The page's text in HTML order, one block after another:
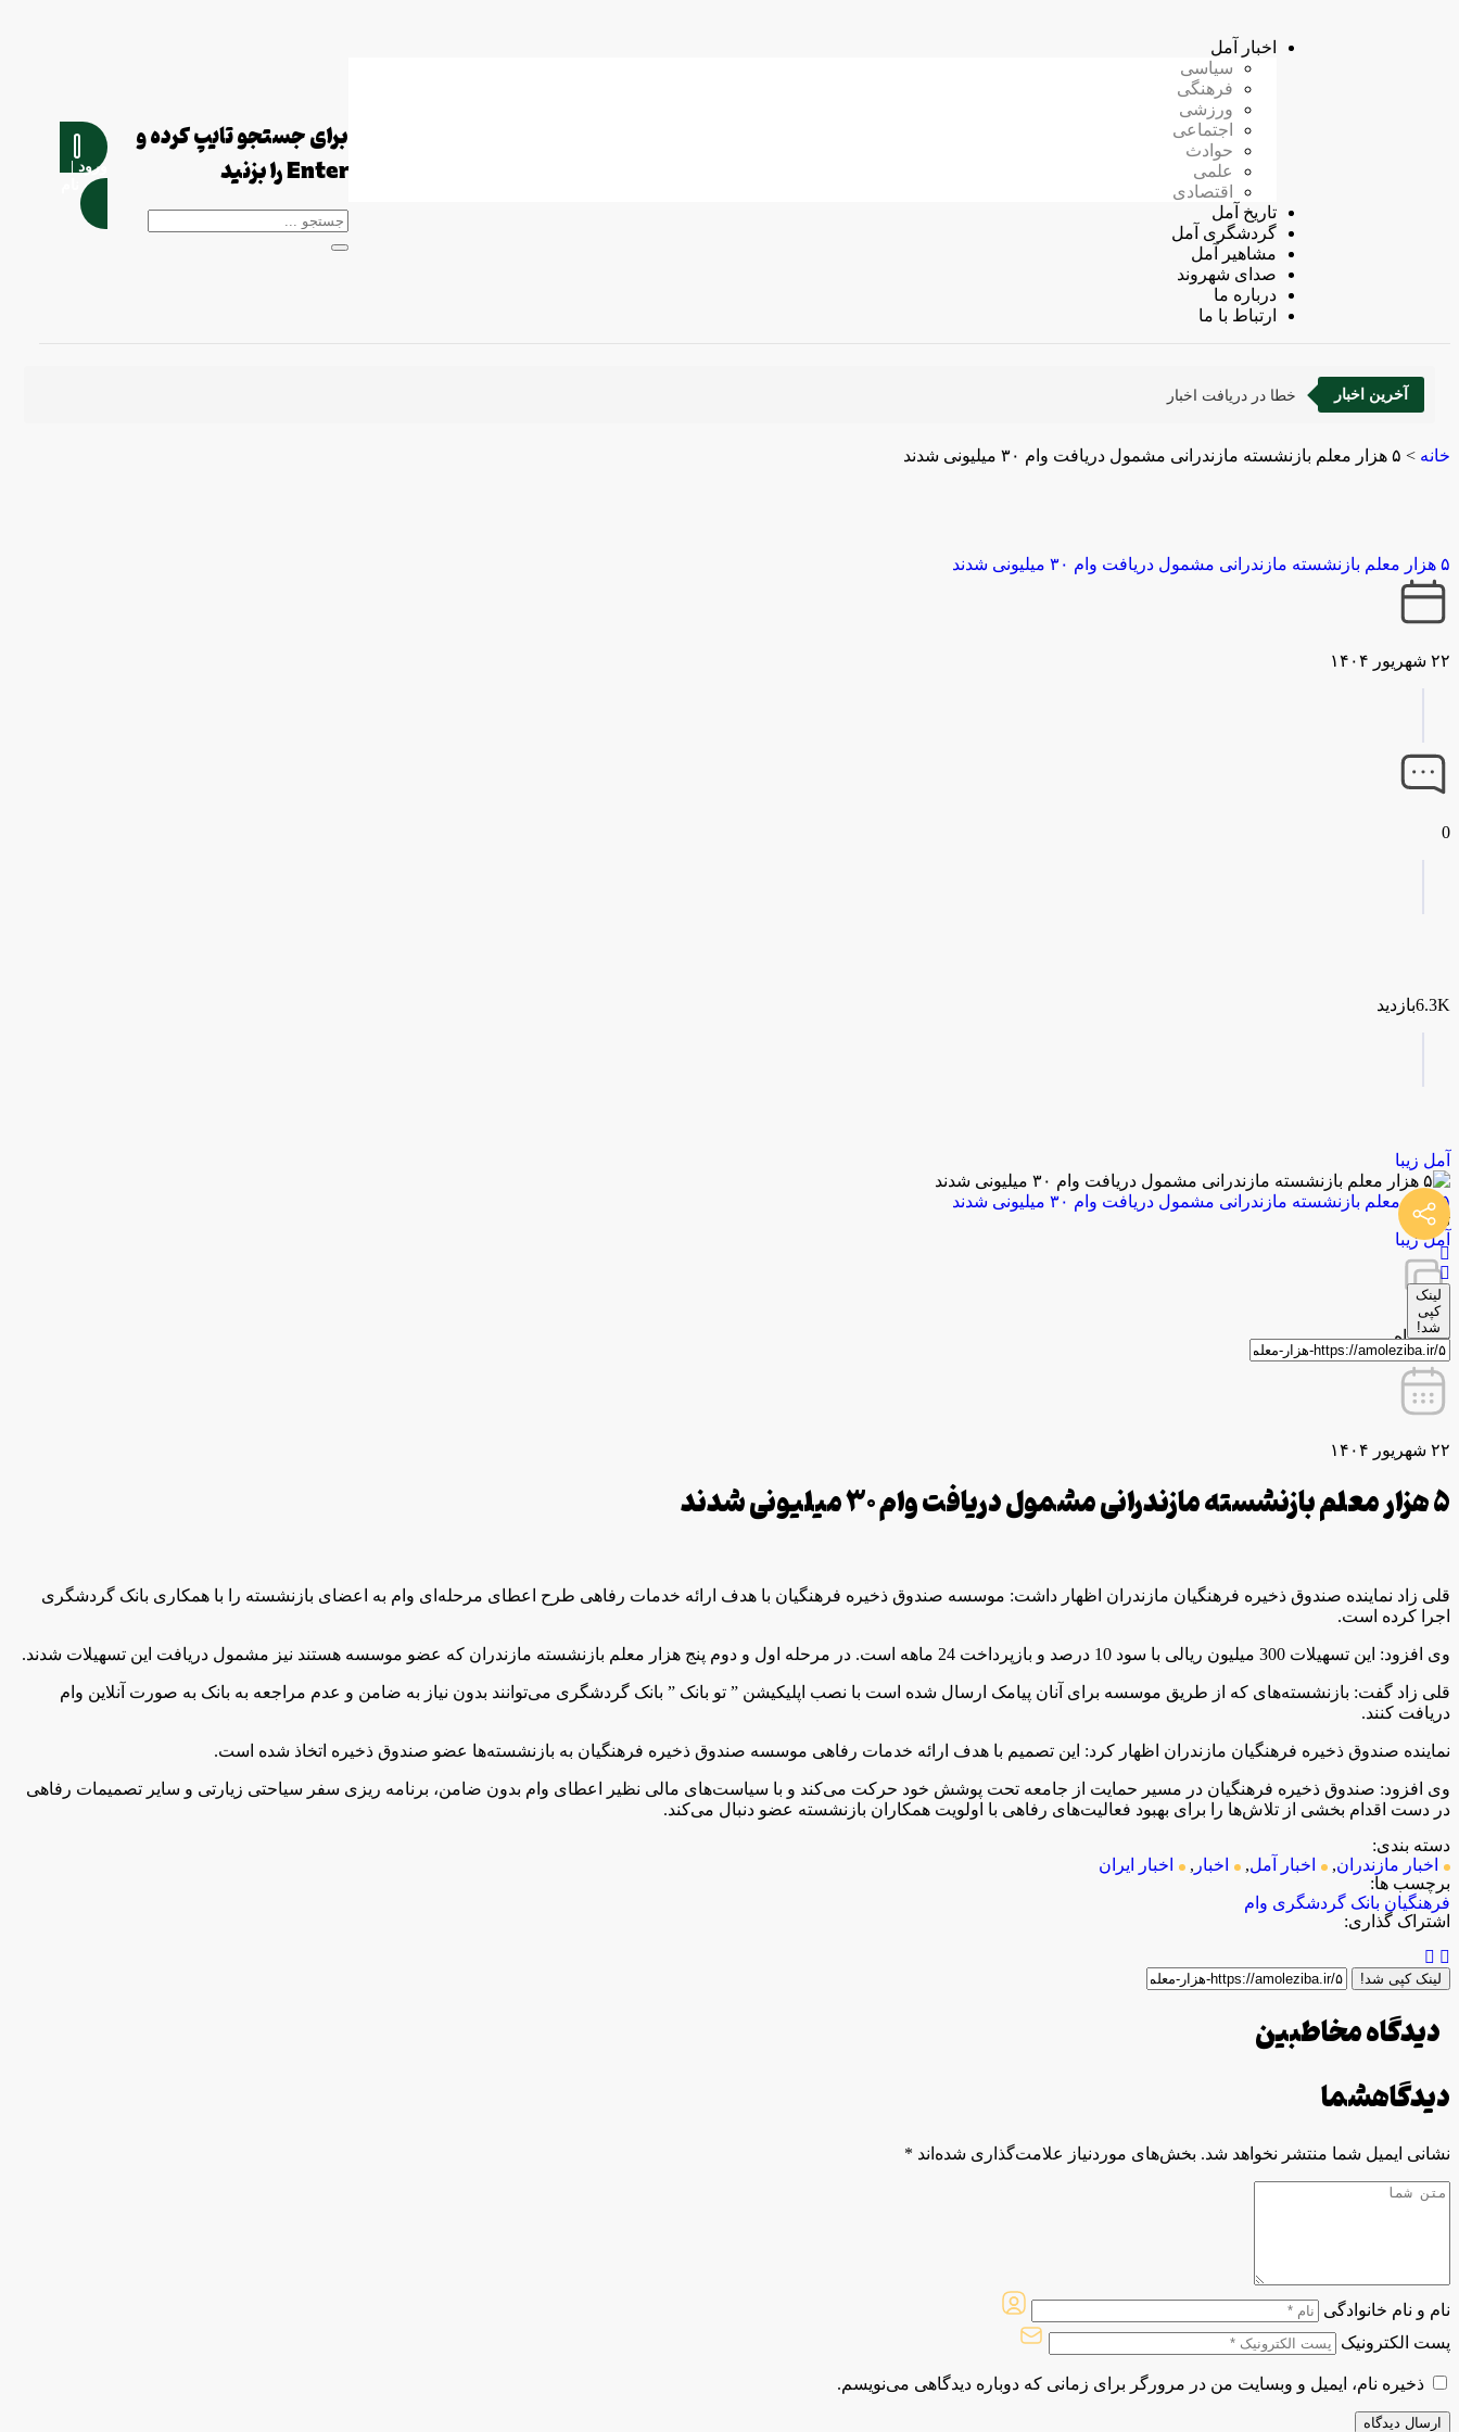
اخبار آمل
سیاسی
فرهنگی
ورزشی
اجتماعی
حوادث
علمی
اقتصادی
تاریخ آمل
گردشگری آمل
مشاهیر آمل
صدای شهروند
درباره ما
ارتباط با ما
برای جستجو تایپ کرده و
Enter را بزنید
ورود |
ثبت نام
آخرین اخبار خطا در دریافت اخبار
خانه > ۵ هزار معلم بازنشسته مازندرانی ‌مشمول دریافت وام ۳۰ میلیونی شدند
۵ هزار معلم بازنشسته مازندرانی ‌مشمول دریافت وام ۳۰ میلیونی شدند
۲۲ شهریور ۱۴۰۴
0
6.3Kبازدید
آمل زیبا
لینک
کپی
شد!
۵ هزار معلم بازنشسته مازندرانی ‌مشمول دریافت وام ۳۰ میلیونی شدند
توسط
آمل زیبا
0 دیدگاه
۲۲ شهریور ۱۴۰۴
۵ هزار معلم بازنشسته مازندرانی ‌مشمول دریافت وام ۳۰ میلیونی شدند
قلی زاد نماینده صندوق ذخیره فرهنگیان مازندران اظهار داشت: موسسه صندوق ذخیره فرهنگیان با هدف ارائه خدمات رفاهی طرح اعطای مرحله‌ای وام به اعضای بازنشسته را با همکاری بانک گردشگری
اجرا کرده است.
وی افزود: این تسهیلات 300 میلیون ریالی با سود 10 درصد و بازپرداخت 24 ماهه است. در مرحله اول و دوم پنج هزار معلم بازنشسته مازندران که عضو موسسه هستند نیز مشمول دریافت این تسهیلات شدند.
قلی زاد گفت: بازنشسته‌های که از طریق موسسه برای آنان پیامک ارسال شده است با نصب اپلیکیشن ” تو بانک ” بانک گردشگری می‌توانند بدون نیاز به ضامن و عدم مراجعه به بانک به صورت آنلاین وام
دریافت کنند.
نماینده صندوق ذخیره فرهنگیان مازندران اظهار کرد: این تصمیم با هدف ارائه خدمات رفاهی موسسه صندوق ذخیره فرهنگیان به بازنشسته‌ها عضو صندوق ذخیره اتخاذ شده است.
وی افزود: صندوق ذخیره فرهنگیان در مسیر حمایت از جامعه تحت پوشش خود حرکت می‌کند و با سیاست‌های مالی نظیر اعطای وام بدون ضامن، برنامه ریزی سفر سیاحتی زیارتی و سایر تصمیمات رفاهی
در دست اقدام بخشی از تلاش‌ها را برای بهبود فعالیت‌های رفاهی با اولویت همکاران بازنشسته عضو دنبال می‌کند.
دسته بندی:
اخبار مازندران, اخبار آمل, اخبار ,
اخبار ایران
برچسب ها:
فرهنگیان بانک گردشگری وام
اشتراک گذاری:
لینک کپی شد!
دیدگاه مخاطبین
دیدگاهشما
نشانی ایمیل شما منتشر نخواهد شد. بخش‌های موردنیاز علامت‌گذاری شده‌اند *
نام و نام خانوادگی
پست الکترونیک
ذخیره نام، ایمیل و وبسایت من در مرورگر برای زمانی که دوباره دیدگاهی می‌نویسم.